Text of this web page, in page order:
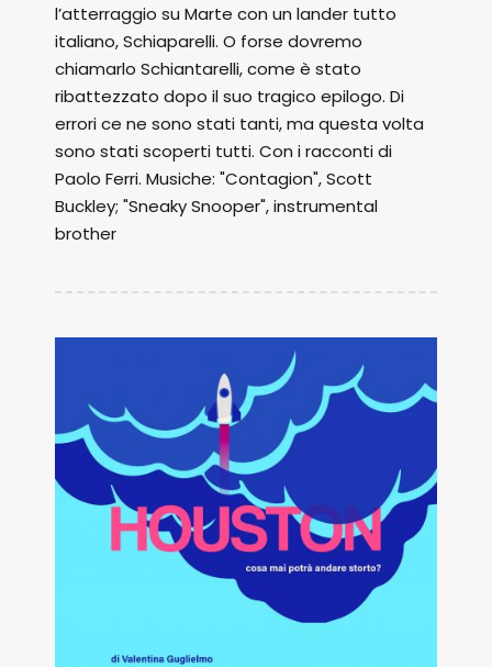
l’atterraggio su Marte con un lander tutto
italiano, Schiaparelli. O forse dovremo
chiamarlo Schiantarelli, come è stato
ribattezzato dopo il suo tragico epilogo. Di
errori ce ne sono stati tanti, ma questa volta
sono stati scoperti tutti. Con i racconti di
Paolo Ferri. Musiche: "Contagion", Scott
Buckley; "Sneaky Snooper", instrumental
brother